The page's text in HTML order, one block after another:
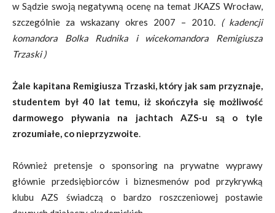
w Sądzie swoją negatywną ocenę na temat JKAZS Wrocław,
szczególnie za wskazany okres 2007 – 2010. ( kadencji
komandora Bolka Rudnika i wicekomandora Remigiusza
Trzaski )
Żale kapitana Remigiusza Trzaski, który jak sam przyznaje,
studentem był 40 lat temu, iż skończyła się możliwość
darmowego pływania na jachtach AZS-u są o tyle
zrozumiałe, co nieprzyzwoite.
Również pretensje o sponsoring na prywatne wyprawy
głównie przedsiębiorców i biznesmenów pod przykrywką
klubu AZS świadczą o bardzo roszczeniowej postawie